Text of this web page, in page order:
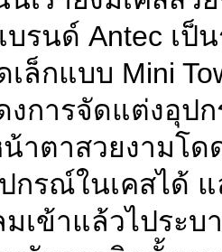
บรนด์ Antec เป็
เล็กแบบ Mini
การจัดแต่งอุป
าตาสวยงามโ
กรณ์ในเคสได้
เข้าแล้วไประบ